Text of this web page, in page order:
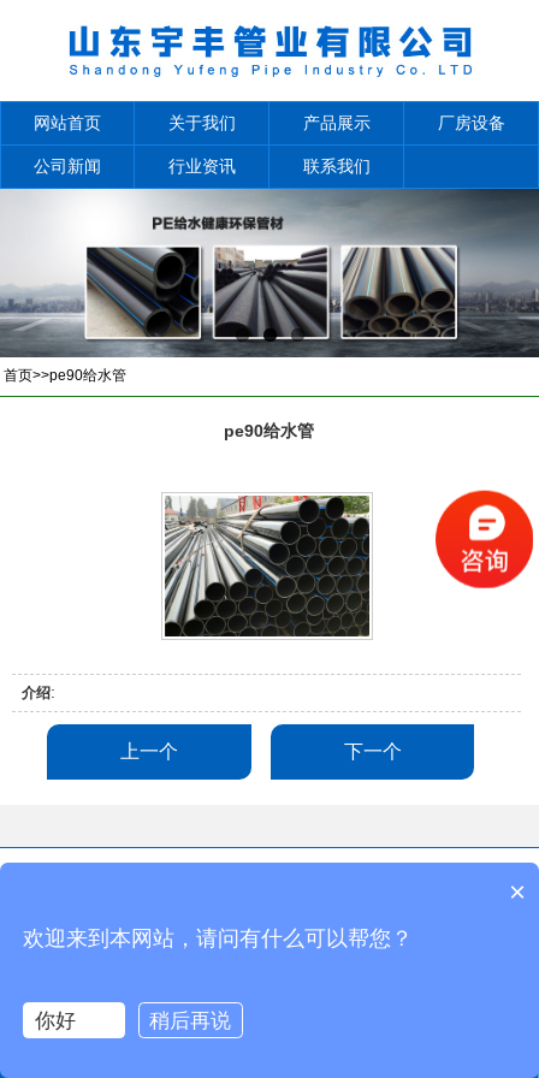
网站首页 关于我们 产品展示 厂房设备
公司新闻 行业资讯 联系我们
首页>>pe90给水管
pe90给水管
介绍:
上一个 下一个
×
欢迎来到本网站，请问有什么可以帮您？
你好 稍后再说